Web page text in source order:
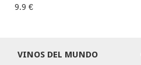
9.9 €
VINOS DEL MUNDO